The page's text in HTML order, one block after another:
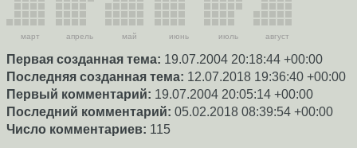
март апрель май июнь июль август
Первая созданная тема: 19.07.2004 20:18:44 +00:00
Последняя созданная тема: 12.07.2018 19:36:40 +00:00
Первый комментарий: 19.07.2004 20:05:14 +00:00
Последний комментарий: 05.02.2018 08:39:54 +00:00
Число комментариев: 115